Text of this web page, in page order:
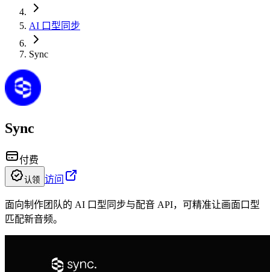
AI 口型同步
Sync
Sync
付费
认领 访问
面向制作团队的 AI 口型同步与配音 API，可精准让画面口型
匹配新音频。